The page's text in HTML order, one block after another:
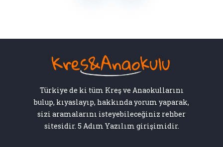
Türkiye de ki tüm Kreş ve Anaokullarını
bulup, kıyaslayıp, hakkında yorum yaparak,
sizi aramalarını isteyebileceğiniz rehber
sitesidir. 5 Adım Yazılım girişimidir.